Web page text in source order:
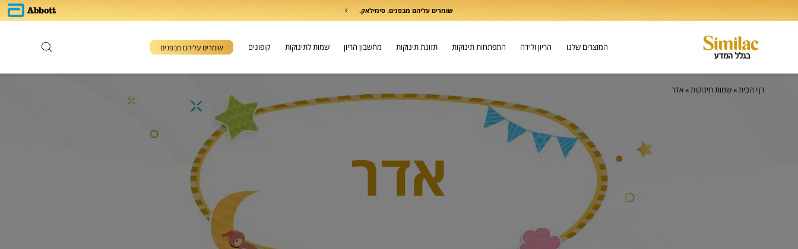
שומרים עליהם מבפנים. סימילאק.
המוצרים שלנו הריון ולידה התפתחות תינוקות תזונת תינוקות מחשבון הריון שמות לתינוקות קופונים שומרים עליהם מבפנים
אדר
דף הבית»שמות תינוקות»אדר